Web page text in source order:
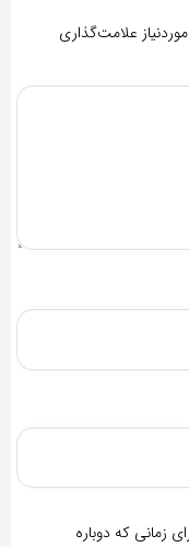
علامت‌گذاری
زمانی که دوباره